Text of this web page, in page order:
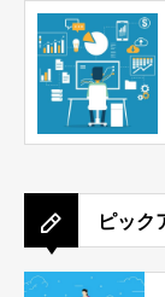
ピック